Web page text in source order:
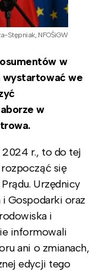
Stępniak, NFOŚiGW
w
wystartować we
w
2024 r., to do tej
się
Urzędnicy
Gospodarki oraz
i
informowali
ani o zmianach,
edycji tego